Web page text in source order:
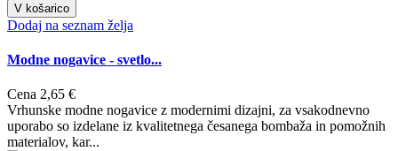
V košarico
Dodaj na seznam želja
Modne nogavice - svetlo...
Cena 2,65 €
Vrhunske modne nogavice z modernimi dizajni, za vsakodnevno
uporabo so izdelane iz kvalitetnega česanega bombaža in pomožnih
materialov, kar...